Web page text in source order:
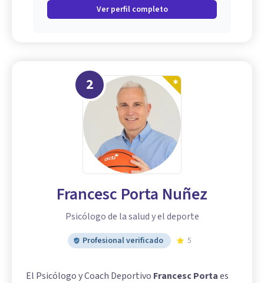
Ver perfil completo
2
Francesc Porta Nuñez
Psicólogo de la salud y el deporte
Profesional verificado 5
El Psicólogo y Coach Deportivo Francesc Portaes